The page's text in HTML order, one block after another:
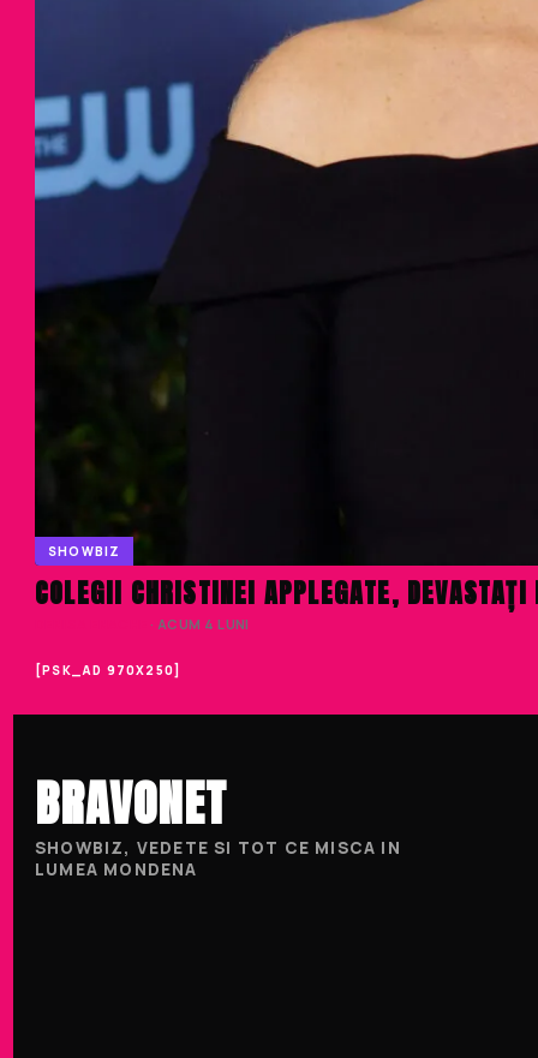
SHOWBIZ
COLEGII CHRISTINEI APPLEGATE,
· ACUM 4 LUNI
[PSK_AD 970X250]
BRAVONET
SHOWBIZ, VEDETE SI TOT CE MISCA IN
LUMEA MONDENA